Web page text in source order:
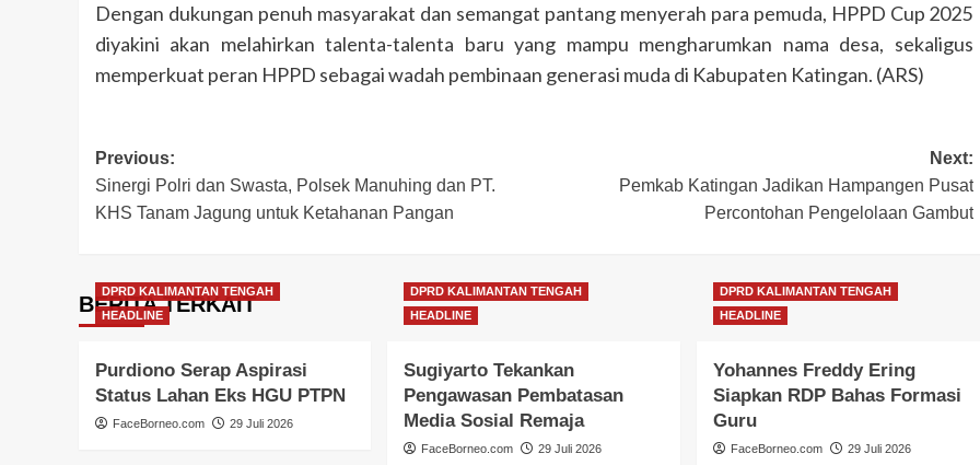
Dengan dukungan penuh masyarakat dan semangat pantang menyerah para pemuda, HPPD Cup 2025
diyakini akan melahirkan talenta-talenta baru yang mampu mengharumkan nama desa, sekaligus
memperkuat peran HPPD sebagai wadah pembinaan generasi muda di Kabupaten Katingan. (ARS)
Post
navigation
Previous:
Sinergi Polri dan Swasta, Polsek Manuhing dan PT.
KHS Tanam Jagung untuk Ketahanan Pangan
Next:
Pemkab Katingan Jadikan Hampangen Pusat
Percontohan Pengelolaan Gambut
BERITA TERKAIT
DPRD KALIMANTAN TENGAH
HEADLINE
Purdiono Serap Aspirasi
Status Lahan Eks HGU PTPN
FaceBorneo.com 29 Juli 2026
DPRD KALIMANTAN TENGAH
HEADLINE
Sugiyarto Tekankan
Pengawasan Pembatasan
Media Sosial Remaja
FaceBorneo.com 29 Juli 2026
DPRD KALIMANTAN TENGAH
HEADLINE
Yohannes Freddy Ering
Siapkan RDP Bahas Formasi
Guru
FaceBorneo.com 29 Juli 2026
DPRD KALIMANTAN TENGAH HEADLINE
Faridawaty Serap Aspirasi
Infrastruktur
FaceBorneo.com 28 Juli 2026